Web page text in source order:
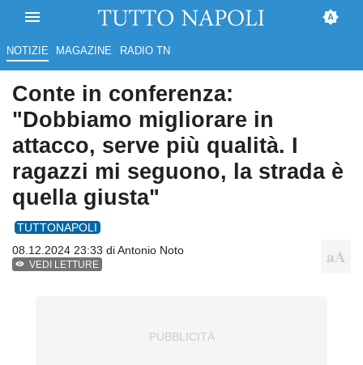
NOTIZIE MAGAZINE RADIO TN
Conte in conferenza:
"Dobbiamo migliorare in
attacco, serve più qualità. I
ragazzi mi seguono, la strada è
quella giusta"
TUTTONAPOLI
08.12.2024 23:33 diAntonio Noto
VEDI LETTURE